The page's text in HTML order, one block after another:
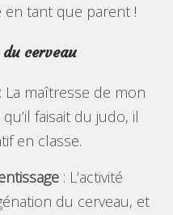
en tant que parent !
cerveau
: La maîtresse de mon
faisait du judo, il
en classe.
: L’activité
du cerveau, et